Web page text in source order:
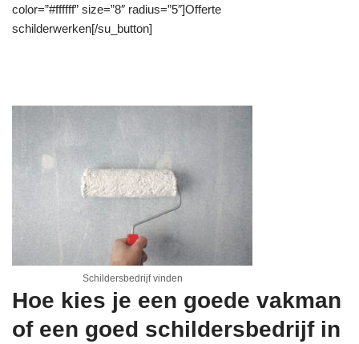
color=”#ffffff” size=”8″ radius=”5″]Offerte
schilderwerken[/su_button]
Schildersbedrijf vinden
Hoe kies je een goede vakman
of een goed schildersbedrijf in